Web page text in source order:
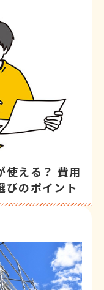
使える？ 費用
びのポイント